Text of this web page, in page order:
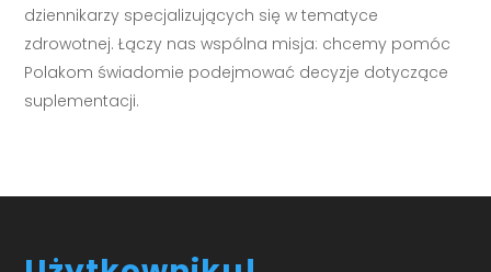
dziennikarzy specjalizujących się w tematyce
zdrowotnej. Łączy nas wspólna misja: chcemy pomóc
Polakom świadomie podejmować decyzje dotyczące
suplementacji.